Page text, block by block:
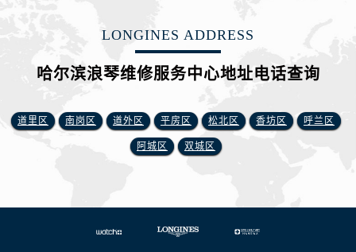
LONGINES ADDRESS
哈尔滨浪琴维修服务中心地址电话查询
道里区 南岗区 道外区 平房区 松北区 香坊区 呼兰区
阿城区 双城区